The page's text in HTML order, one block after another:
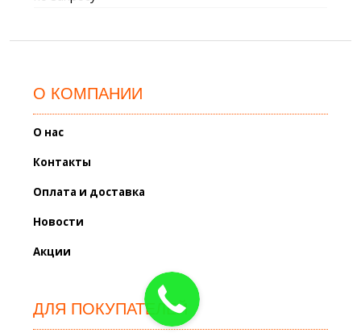
О КОМПАНИИ
О нас
Контакты
Оплата и доставка
Новости
Акции
ДЛЯ ПОКУПАТЕЛЕЙ